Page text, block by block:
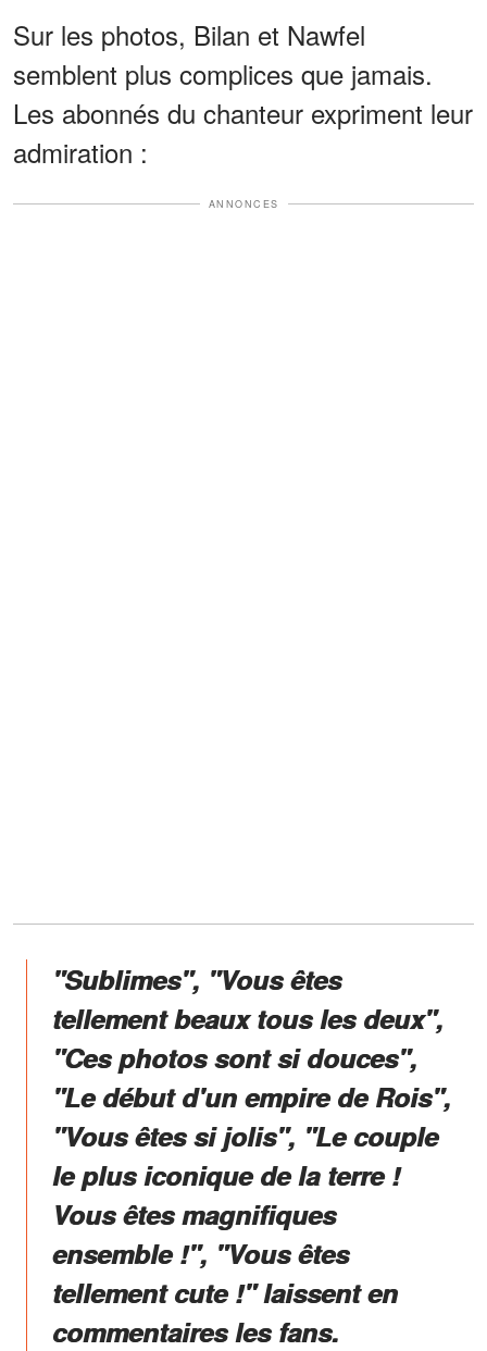
Sur les photos, Bilan et Nawfel
semblent plus complices que jamais.
Les abonnés du chanteur expriment leur
admiration :
ANNONCES
"Sublimes", "Vous êtes
tellement beaux tous les deux",
"Ces photos sont si douces",
"Le début d'un empire de Rois",
"Vous êtes si jolis", "Le couple
le plus iconique de la terre !
Vous êtes magnifiques
ensemble !", "Vous êtes
tellement cute !" laissent en
commentaires les fans.